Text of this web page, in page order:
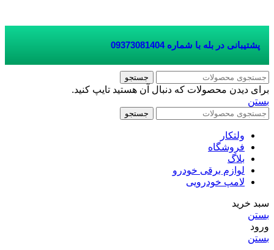
پشتیبانی در بله با شماره 09373081404
جستجو
برای دیدن محصولات که دنبال آن هستید تایپ کنید.
بستن
جستجو
ولتکار
فروشگاه
بلاگ
لوازم برقی خودرو
لامپ خودرویی
سبد خرید
بستن
ورود
بستن